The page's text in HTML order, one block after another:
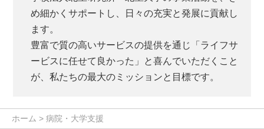
め細かくサポートし、日々の充実と発展に貢献し
ます。
豊富で質の高いサービスの提供を通じ「ライフサ
ービスに任せて良かった」と喜んでいただくこと
が、私たちの最大のミッションと目標です。
ホーム > 病院・大学支援